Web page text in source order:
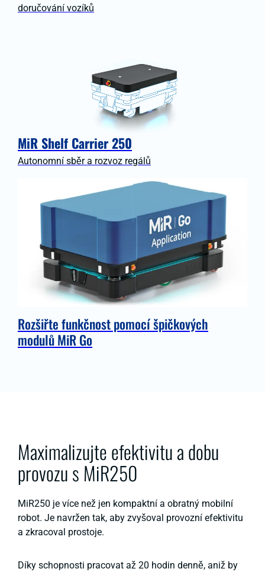
doručování vozíků
MiR Shelf Carrier 250
Autonomní sběr a rozvoz regálů
Rozšiřte funkčnost pomocí špičkových
modulů MiR Go
Maximalizujte efektivitu a dobu
provozu s MiR250
MiR250 je více než jen kompaktní a obratný mobilní
robot. Je navržen tak, aby zvyšoval provozní efektivitu
a zkracoval prostoje.
Díky schopnosti pracovat až 20 hodin denně, aniž by